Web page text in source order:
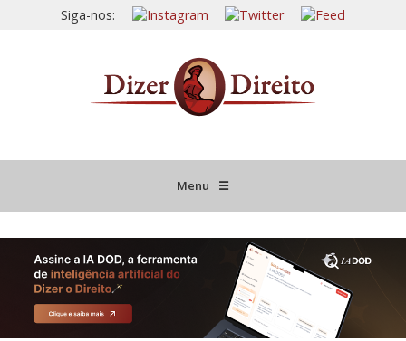
Siga-nos:
Menu ☰
JURISPRUDÊNCIA COMENTADA
INFORMATIVOS COMENTADOS